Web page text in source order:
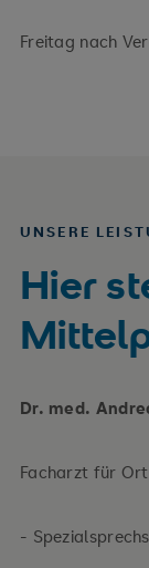
Freitag nach
UNSERE
Hier
Dr. med.
Facharzt für
-